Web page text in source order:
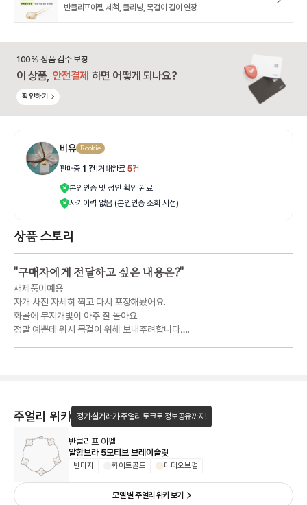
반클리프아펠 세척, 클리닝, 목걸이 길이 연장
100% 정품 검수 보장
이 상품, 안전결제 하면 어떻게 되나요?
확인하기
비유 Rookie
판매중 1 건 거래완료 5건
본인인증 및 성인 확인 완료
사기이력 없음 (본인인증 조회 시점)
상품 스토리
"구매자에게 전달하고 싶은 내용은?"
새제품이예용
자개 사진 자세히 찍고 다시 포장해놨어요.
화골에 무지개빛이 아주 잘 돌아요.
정말 예쁜데 위시 목걸이 위해 보내주려합니다….
주얼리 위키 정가·실거래가·주얼리 토크로 정보공유까지!
반클리프 아펠
알함브라 5모티브 브레이슬릿
빈티지 화이트골드 마더오브펄
모델 별 주얼리 위키 보기